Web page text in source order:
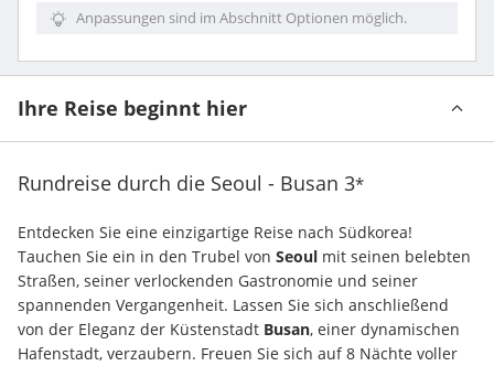
Anpassungen sind im Abschnitt Optionen möglich.
Ihre Reise beginnt hier
Rundreise durch die Seoul - Busan 3*
Entdecken Sie eine einzigartige Reise nach Südkorea!
Tauchen Sie ein in den Trubel von Seoul mit seinen belebten
Straßen, seiner verlockenden Gastronomie und seiner
spannenden Vergangenheit. Lassen Sie sich anschließend
von der Eleganz der Küstenstadt Busan, einer dynamischen
Hafenstadt, verzaubern. Freuen Sie sich auf 8 Nächte voller